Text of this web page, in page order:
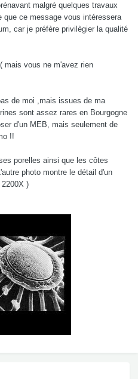
malgré quelques travaux
ce message vous intéressera
car je préfère privilègier la qualité
( mais vous ne m'avez rien
de moi ,mais issues de ma
sont assez rares en Bourgogne
d'un MEB, mais seulement de
!!
porelles ainsi que les côtes
photo montre le détail d'un
)